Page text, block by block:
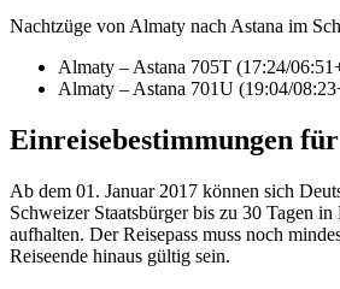
Nachtzüge von Almaty nach Astana im
Almaty – Astana 705T (17:24/
Almaty – Astana 701U (19:04/
Einreisebestimmungen
Ab dem 01. Januar 2017 können sich
Schweizer Staatsbürger bis zu 30 Tagen
aufhalten. Der Reisepass muss noch
Reiseende hinaus gültig sein.